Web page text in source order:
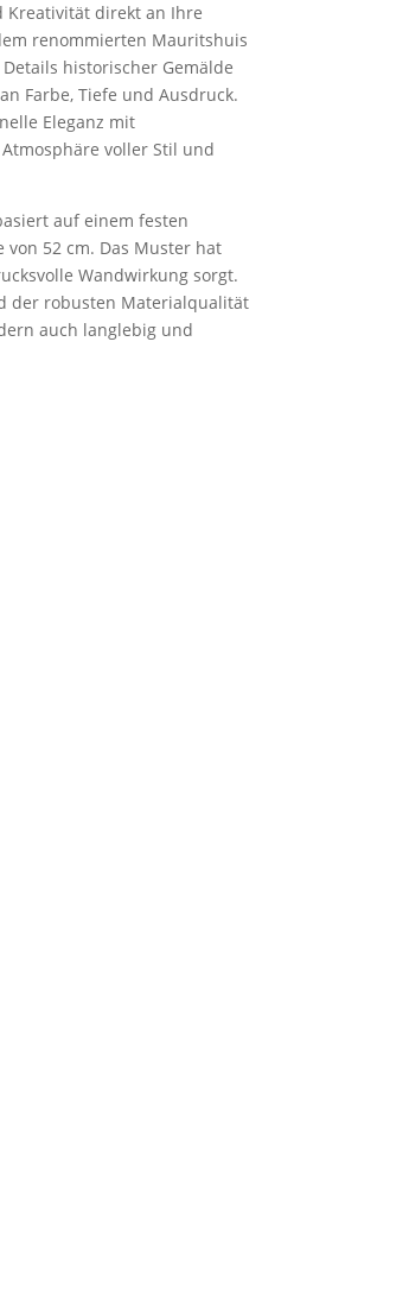
direkt an Ihre
renommierten Mauritshuis
historischer Gemälde
Farbe, Tiefe und Ausdruck.
Eleganz mit
voller Stil und
auf einem festen
52 cm. Das Muster hat
Wandwirkung sorgt.
der robusten Materialqualität
auch langlebig und